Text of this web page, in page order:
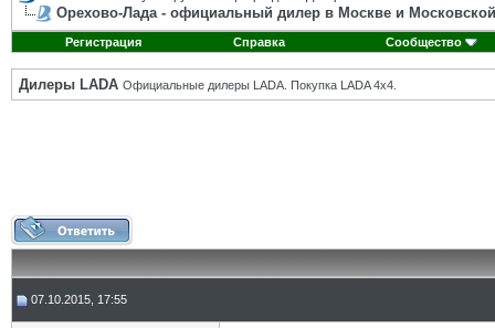
Орехово-Лада - официальный дилер в Москве и
Регистрация Справка Сообщество
Дилеры LADA Официальные дилеры LADA. Покупка LADA 4x4.
07.10.2015, 17:55